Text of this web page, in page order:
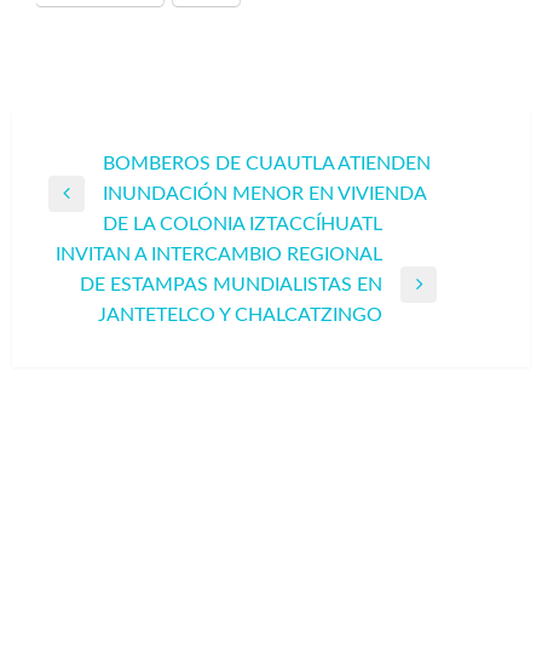
Navegación
de
entradas
BOMBEROS DE CUAUTLA ATIENDEN
INUNDACIÓN MENOR EN VIVIENDA
DE LA COLONIA IZTACCÍHUATL
INVITAN A INTERCAMBIO REGIONAL
DE ESTAMPAS MUNDIALISTAS EN
JANTETELCO Y CHALCATZINGO